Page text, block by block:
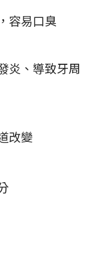
容易口臭
炎、導致牙周
改變